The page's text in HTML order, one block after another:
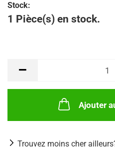
Stock:
1 Pièce(s) en stock.
Ajouter
Trouvez moins cher